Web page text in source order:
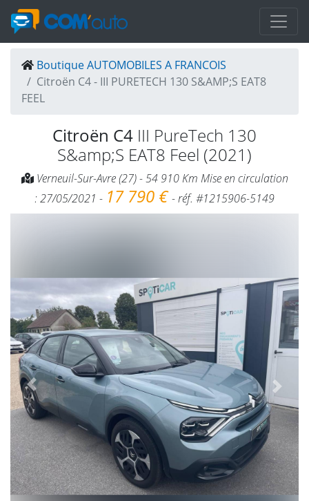
Boutique AUTOMOBILES A FRANCOIS
Citroën C4 - III PURETECH 130 S&AMP;S EAT8
FEEL
Citroën C4 III PureTech 130
S&amp;S EAT8 Feel (2021)
Verneuil-Sur-Avre (27) - 54 910 Km Mise en circulation
: 27/05/2021 - 17 790 €- réf. #1215906-5149
Précèdent